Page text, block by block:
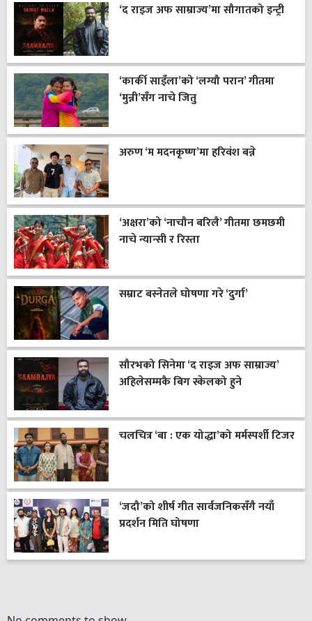
‘द राइज अफ साम्राज्य’मा सौगातको इन्ट्री
‘कार्की साइँला’को ‘लग्यौ परान’ गीतमा
‘मुन्नी’सँग नाचे जितु
अरुण ‘म मदनकृष्ण’मा हरिवंश बन्ने
‘अक्षरा’को ‘नाचौन बरिलै’ गीतमा छमछमी
नाचे न्यान्सी र रिस्ता
सम्राट बस्नेतले घोषणा गरे ‘दुर्गा’
सौरभको सिनेमा ‘द राइज अफ साम्राज्य’
अहिलेसम्मकै बिग स्केलको हुने
चलचित्र ‘बा : एक योद्धा’को मर्मस्पर्शी टिजर
‘जदौ’को शीर्ष गीत सार्वजनिकसँगै नयाँ
प्रदर्शन मिति घोषणा